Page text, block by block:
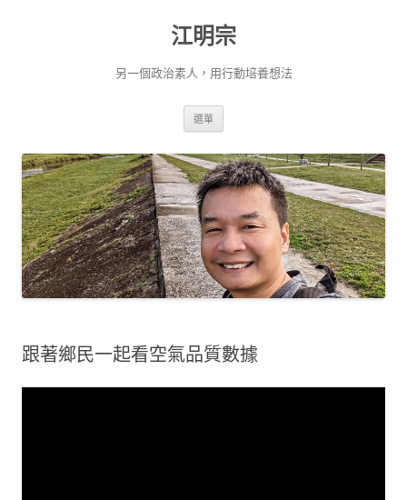
江明宗
另一個政治素人，用行動培養想法
選單
跟著鄉民一起看空氣品質數據